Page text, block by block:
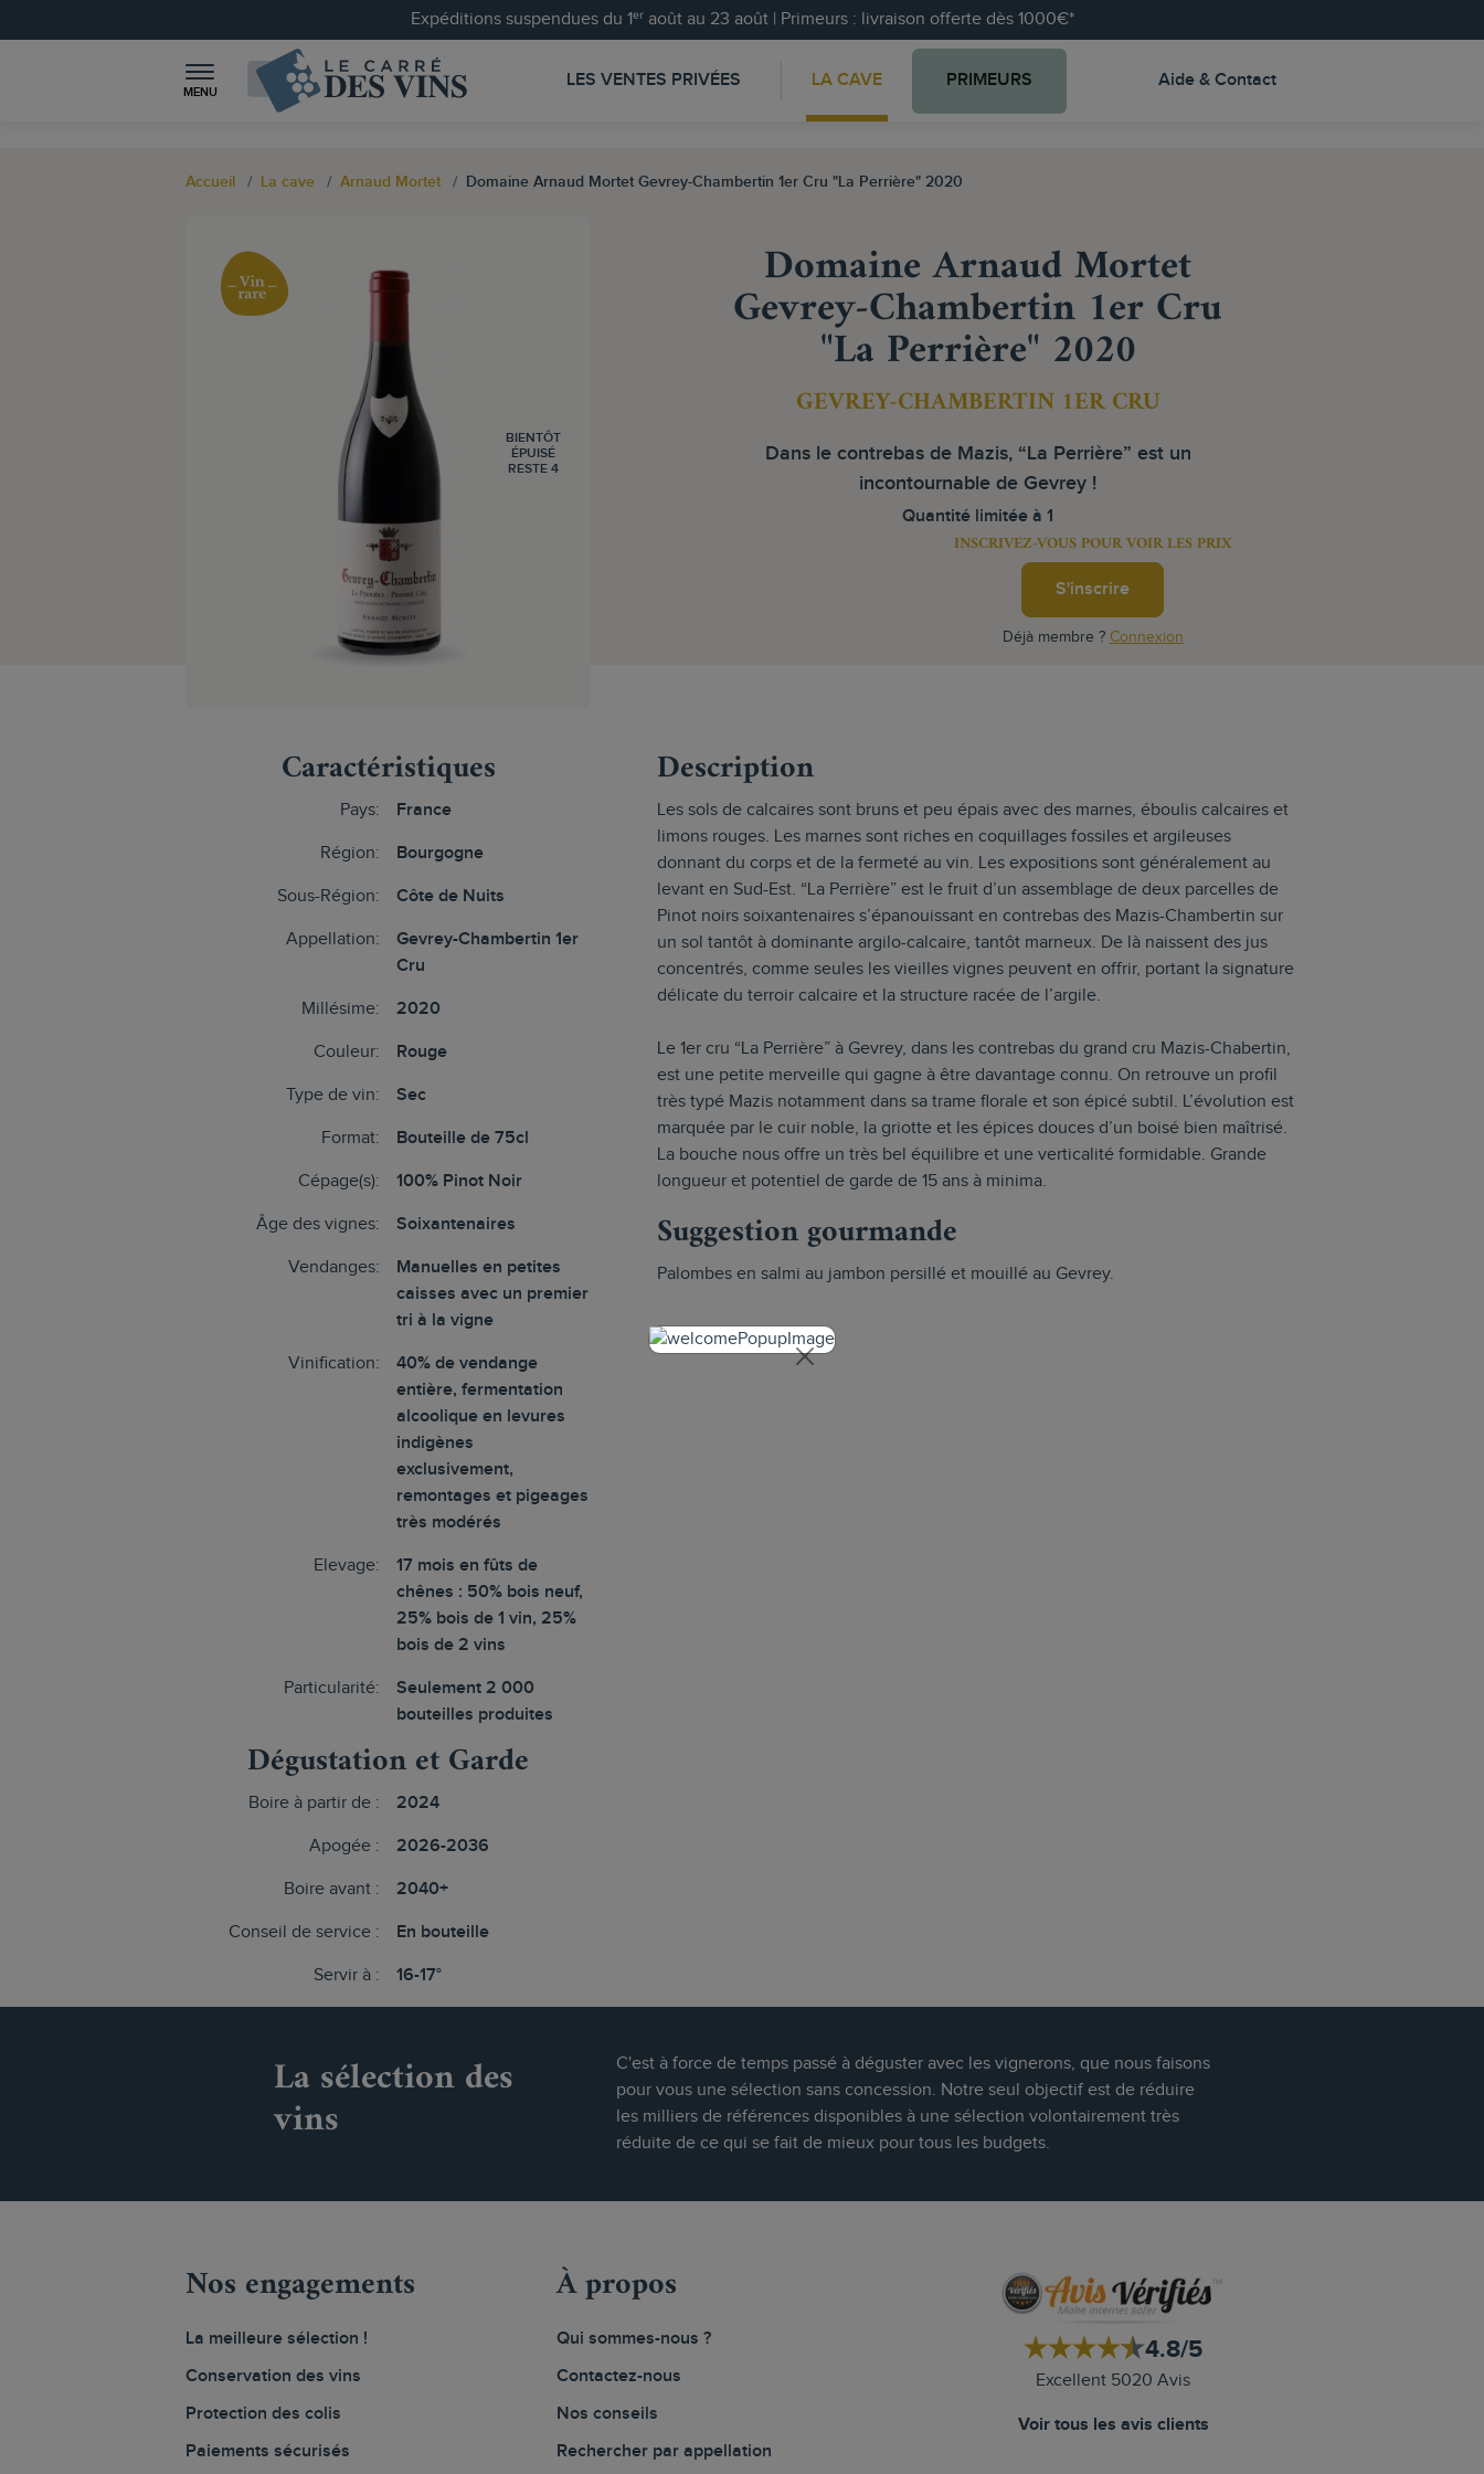
Expéditions suspendues du 1ᵉʳ août au 23 août | Primeurs : livraison offerte dès 1000€*
MENU
LES VENTES PRIVÉES LA CAVE PRIMEURS Aide & Contact
Accueil La cave Arnaud Mortet Domaine Arnaud Mortet Gevrey-Chambertin 1er Cru "La Perrière" 2020
BIENTÔT
ÉPUISÉ
RESTE 4
Domaine Arnaud Mortet
Gevrey-Chambertin 1er Cru
"La Perrière" 2020
GEVREY-CHAMBERTIN 1ER CRU
Dans le contrebas de Mazis, “La Perrière” est un
incontournable de Gevrey !
Quantité limitée à 1
INSCRIVEZ-VOUS POUR VOIR LES PRIX
S'inscrire
Déjà membre ? Connexion
Caractéristiques
Pays: France
Région: Bourgogne
Sous-Région: Côte de Nuits
Appellation:
Gevrey-Chambertin 1er
Cru
Millésime: 2020
Couleur: Rouge
Type de vin: Sec
Format: Bouteille de 75cl
Cépage(s): 100% Pinot Noir
Âge des vignes: Soixantenaires
Vendanges:
Manuelles en petites
caisses avec un premier
tri à la vigne
Vinification:
40% de vendange
entière, fermentation
alcoolique en levures
indigènes
exclusivement,
remontages et pigeages
très modérés
Elevage:
17 mois en fûts de
chênes : 50% bois neuf,
25% bois de 1 vin, 25%
bois de 2 vins
Particularité:
Seulement 2 000
bouteilles produites
Dégustation et Garde
Boire à partir de : 2024
Apogée : 2026-2036
Boire avant : 2040+
Conseil de service : En bouteille
Servir à : 16-17°
Description
Les sols de calcaires sont bruns et peu épais avec des marnes, éboulis calcaires et
limons rouges. Les marnes sont riches en coquillages fossiles et argileuses
donnant du corps et de la fermeté au vin. Les expositions sont généralement au
levant en Sud-Est. “La Perrière” est le fruit d’un assemblage de deux parcelles de
Pinot noirs soixantenaires s’épanouissant en contrebas des Mazis-Chambertin sur
un sol tantôt à dominante argilo-calcaire, tantôt marneux. De là naissent des jus
concentrés, comme seules les vieilles vignes peuvent en offrir, portant la signature
délicate du terroir calcaire et la structure racée de l’argile.
Le 1er cru “La Perrière” à Gevrey, dans les contrebas du grand cru Mazis-Chabertin,
est une petite merveille qui gagne à être davantage connu. On retrouve un profil
très typé Mazis notamment dans sa trame florale et son épicé subtil. L’évolution est
marquée par le cuir noble, la griotte et les épices douces d’un boisé bien maîtrisé.
La bouche nous offre un très bel équilibre et une verticalité formidable. Grande
longueur et potentiel de garde de 15 ans à minima.
Suggestion gourmande
Palombes en salmi au jambon persillé et mouillé au Gevrey.
La sélection des
vins
C'est à force de temps passé à déguster avec les vignerons, que nous faisons
pour vous une sélection sans concession. Notre seul objectif est de réduire
les milliers de références disponibles à une sélection volontairement très
réduite de ce qui se fait de mieux pour tous les budgets.
Nos engagements
La meilleure sélection !
Conservation des vins
Protection des colis
Paiements sécurisés
À propos
Qui sommes-nous ?
Contactez-nous
Nos conseils
Rechercher par appellation
4.8/5
Excellent 5020 Avis
Voir tous les avis clients